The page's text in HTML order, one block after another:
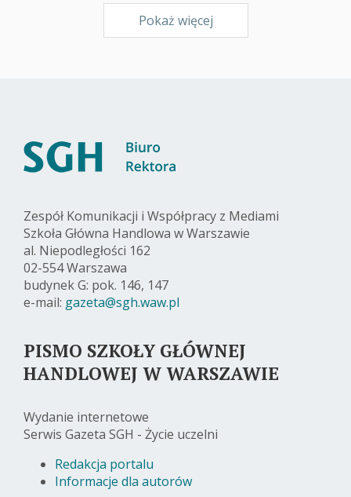
Pokaż więcej
Zespół Komunikacji i Współpracy z Mediami
Szkoła Główna Handlowa w Warszawie
al. Niepodległości 162
02-554 Warszawa
budynek G: pok. 146, 147
e-mail: gazeta@sgh.waw.pl
PISMO SZKOŁY GŁÓWNEJ
HANDLOWEJ W WARSZAWIE
Wydanie internetowe
Serwis Gazeta SGH - Życie uczelni
Redakcja portalu
Informacje dla autorów